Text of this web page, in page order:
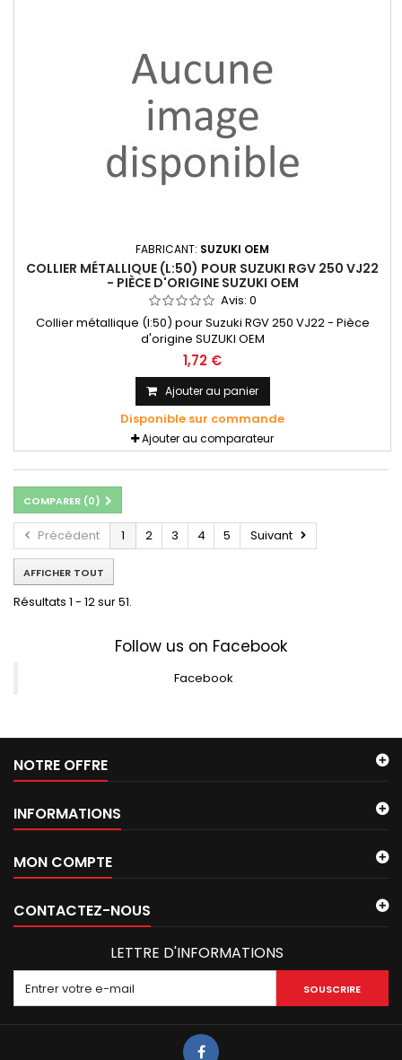
FABRICANT: SUZUKI OEM
COLLIER MÉTALLIQUE (L:50) POUR SUZUKI RGV 250 VJ22
- PIÈCE D'ORIGINE SUZUKI OEM
Avis: 0
Collier métallique (l:50) pour Suzuki RGV 250 VJ22 - Pièce
d'origine SUZUKI OEM
1,72 €
Ajouter au panier
Disponible sur commande
Ajouter au comparateur
COMPARER (0)
Précédent 1 2 3 4 5 Suivant
AFFICHER TOUT
Résultats 1 - 12 sur 51.
Follow us on Facebook
Facebook
NOTRE OFFRE
INFORMATIONS
MON COMPTE
CONTACTEZ-NOUS
LETTRE D'INFORMATIONS
SOUSCRIRE